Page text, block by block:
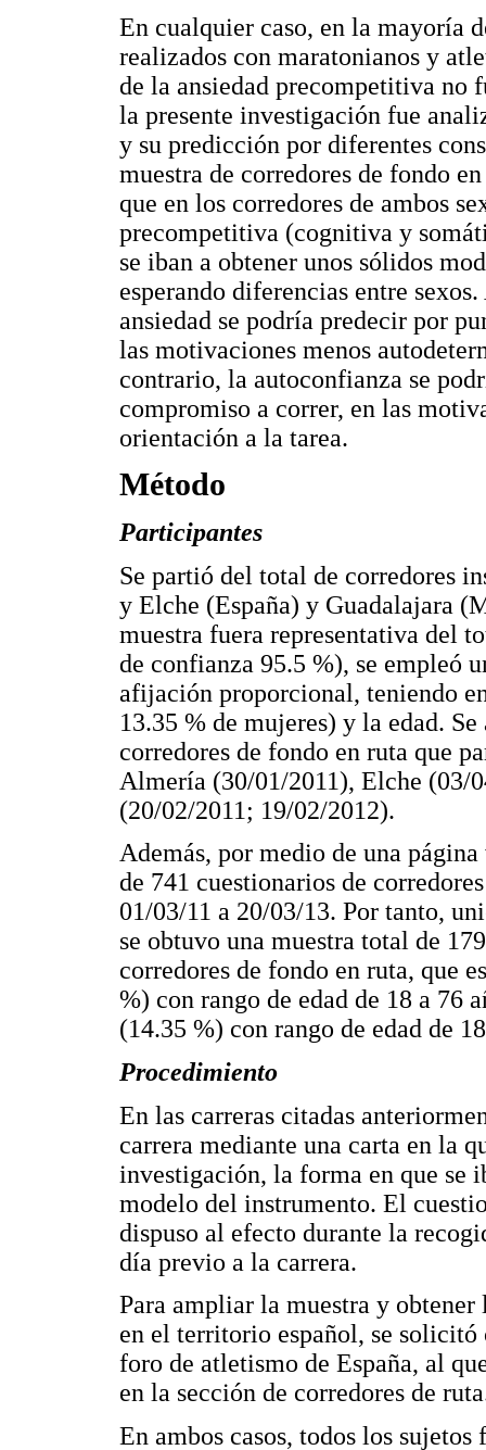
En cualquier caso, en la mayoría
realizados con maratonianos y
de la ansiedad precompetitiva no
la presente investigación fue
y su predicción por diferentes
muestra de corredores de fondo
que en los corredores de ambos
precompetitiva (cognitiva y
se iban a obtener unos sólidos
esperando diferencias entre
ansiedad se podría predecir por
las motivaciones menos
contrario, la autoconfianza se
compromiso a correr, en las
orientación a la tarea.
Método
Participantes
Se partió del total de corredores
y Elche (España) y Guadalajara
muestra fuera representativa del
de confianza 95.5 %), se empleó
afijación proporcional, teniendo
13.35 % de mujeres) y la edad.
corredores de fondo en ruta que
Almería (30/01/2011), Elche (03/
(20/02/2011; 19/02/2012).
Además, por medio de una
de 741 cuestionarios de
01/03/11 a 20/03/13. Por tanto,
se obtuvo una muestra total de
corredores de fondo en ruta, que
%) con rango de edad de 18 a 76
(14.35 %) con rango de edad de
Procedimiento
En las carreras citadas
carrera mediante una carta en la
investigación, la forma en que se
modelo del instrumento. El
dispuso al efecto durante la
día previo a la carrera.
Para ampliar la muestra y
en el territorio español, se
foro de atletismo de España, al
en la sección de corredores de
En ambos casos, todos los